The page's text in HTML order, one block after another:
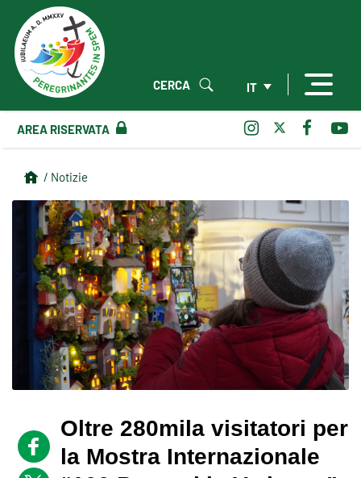
IT
CERCA
AREA RISERVATA
/ Notizie
Oltre 280mila visitatori per
la Mostra Internazionale